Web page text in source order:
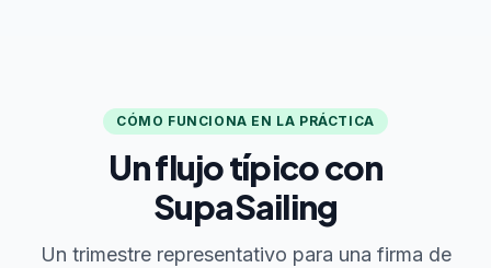
CÓMO FUNCIONA EN LA PRÁCTICA
Un flujo típico con
SupaSailing
Un trimestre representativo para una firma de